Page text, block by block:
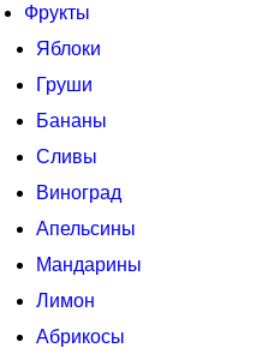
Фрукты
Яблоки
Груши
Бананы
Сливы
Виноград
Апельсины
Мандарины
Лимон
Абрикосы